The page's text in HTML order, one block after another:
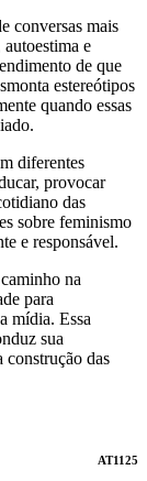
conversas mais
e
de que
estereótipos
quando essas
diferentes
provocar
das
sobre feminismo
e responsável.
na
para
mídia. Essa
sua
construção das
AT1125